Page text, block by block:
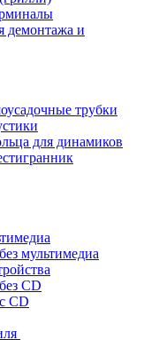
демонтажа и
трубки
для динамиков
мультимедиа
CD
CD